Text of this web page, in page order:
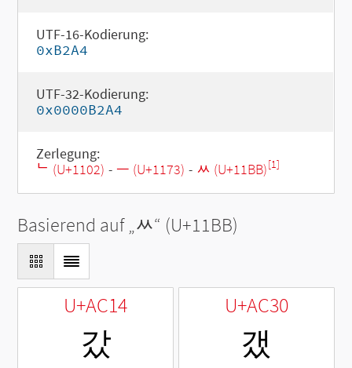
UTF-16-Kodierung:
0xB2A4
UTF-32-Kodierung:
0x0000B2A4
Zerlegung:
ᄂ (U+1102) - ᅳ (U+1173) - ᆻ (U+11BB)[1]
Basierend auf „ᆻ“ (U+11BB)
U+AC14
갔
U+AC30
갰